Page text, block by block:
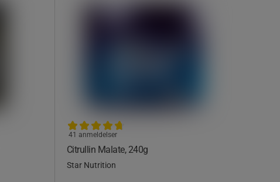
Citrullin Malate, 240g
41 anmeldelser
Star Nutrition